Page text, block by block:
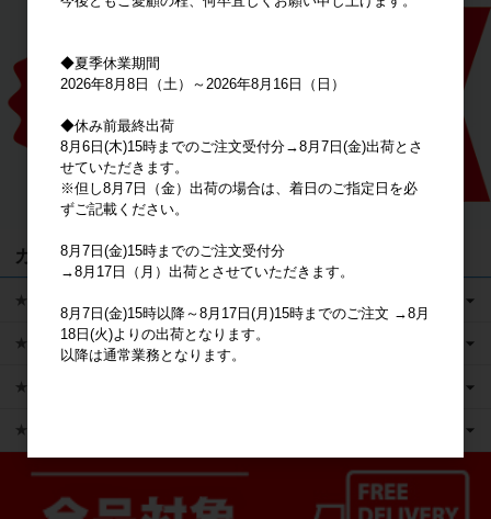
カテゴリ
★キャラクターグッズ
★新商品
★かえるのピクルス ライセンス商品
★ピックアップ
◆夏季休業期間
2026年8月8日（土）～2026年8月16日（日）
◆休み前最終出荷
8月6日(木)15時までのご注文受付分→8月7日(金)出荷とさ
せていただきます。
※但し8月7日（金）出荷の場合は、着日のご指定日を必
ずご記載ください。
8月7日(金)15時までのご注文受付分
→8月17日（月）出荷とさせていただきます。
8月7日(金)15時以降～8月17日(月)15時までのご注文 →8月
18日(火)よりの出荷となります。
以降は通常業務となります。